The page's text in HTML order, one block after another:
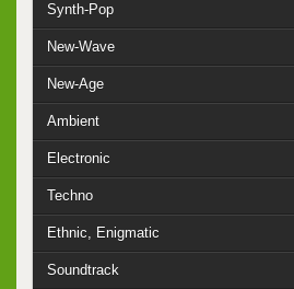
Synth-Pop
New-Wave
New-Age
Ambient
Electronic
Techno
Ethnic, Enigmatic
Soundtrack